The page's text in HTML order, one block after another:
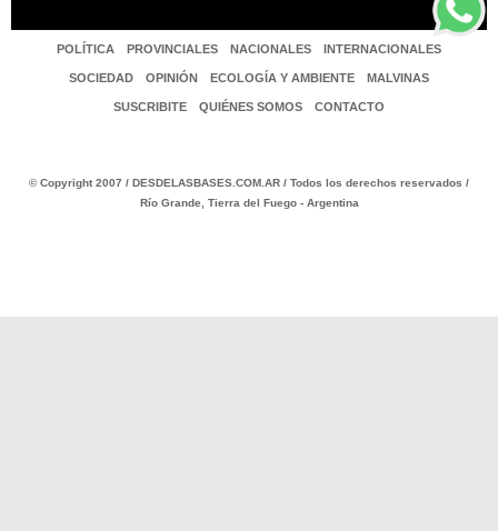
POLÍTICA PROVINCIALES NACIONALES INTERNACIONALES
SOCIEDAD OPINIÓN ECOLOGÍA Y AMBIENTE MALVINAS
SUSCRIBITE QUIÉNES SOMOS CONTACTO
© Copyright 2007 / DESDELASBASES.COM.AR / Todos los derechos reservados /
Río Grande, Tierra del Fuego - Argentina